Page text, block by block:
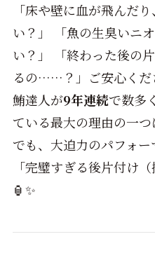
「床や壁に血が飛んだ
い？」 「魚の生臭いニ
い？」 「終わった後の
るの……？」ご安心くだ
鮪達人が9年連続で数多
ている最大の理由の一
でも、大迫力のパフォ
「完璧すぎる後片付け
🏮✨